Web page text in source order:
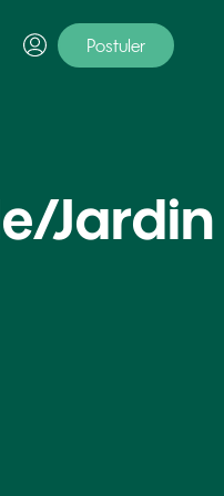
Postuler
Jardin